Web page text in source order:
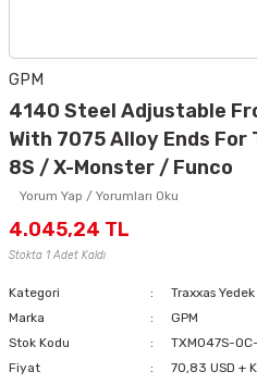
GPM
4140 Steel Adjustable
With 7075 Alloy Ends For
8S / X-Monster / Funco
Yorum Yap / Yorumları Oku
4.045,24 TL
Stokta 1 Adet Kaldı
Kategori
Traxxas
Marka
GPM
Stok Kodu
TXM047S-
Fiyat
70,83 USD +